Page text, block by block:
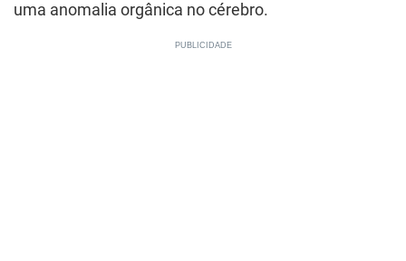
uma anomalia orgânica no cérebro.